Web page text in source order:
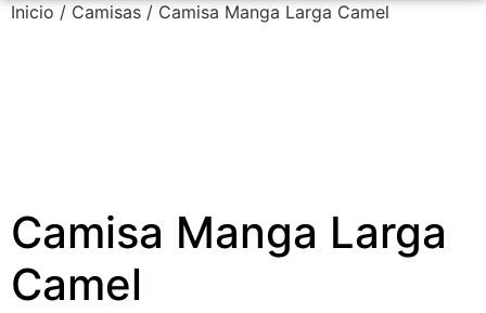
Inicio / Camisas / Camisa Manga Larga Camel
Camisa Manga Larga
Camel